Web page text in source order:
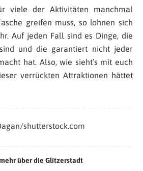
viele der Aktivitäten manchmal
greifen muss, so lohnen sich
Auf jeden Fall sind es Dinge, die
sind und die garantiert nicht jeder
hat. Also, wie sieht’s mit euch
verrückten Attraktionen hättet
shutterstock.com
über die Glitzerstadt